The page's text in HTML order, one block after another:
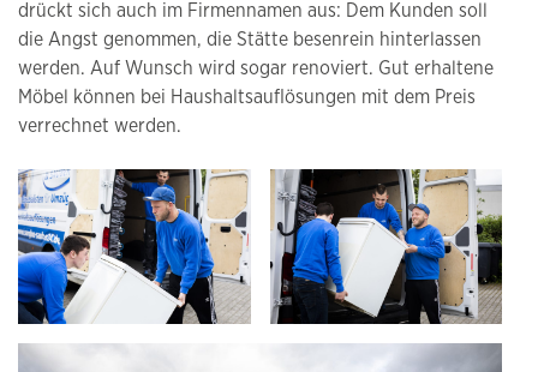
drückt sich auch im Firmennamen aus: Dem Kunden soll
die Angst genommen, die Stätte besenrein hinterlassen
werden. Auf Wunsch wird sogar renoviert. Gut erhaltene
Möbel können bei Haushaltsauflösungen mit dem Preis
verrechnet werden.